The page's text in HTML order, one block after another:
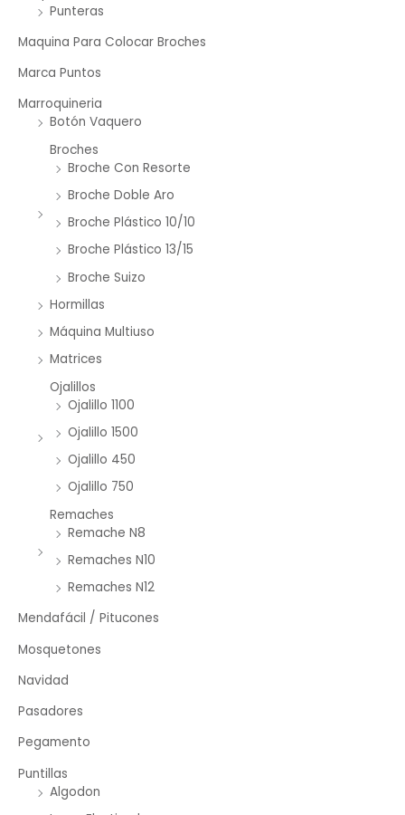
Punteras
Maquina Para Colocar Broches
Marca Puntos
Marroquineria
Botón Vaquero
Broches
Broche Con Resorte
Broche Doble Aro
Broche Plástico 10/10
Broche Plástico 13/15
Broche Suizo
Hormillas
Máquina Multiuso
Matrices
Ojalillos
Ojalillo 1100
Ojalillo 1500
Ojalillo 450
Ojalillo 750
Remaches
Remache N8
Remaches N10
Remaches N12
Mendafácil / Pitucones
Mosquetones
Navidad
Pasadores
Pegamento
Puntillas
Algodon